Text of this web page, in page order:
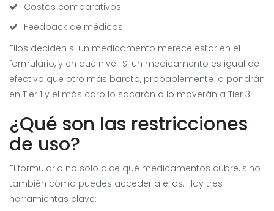
Costos comparativos
Feedback de médicos
Ellos deciden si un medicamento merece estar en el
formulario, y en qué nivel. Si un medicamento es igual de
efectivo que otro más barato, probablemente lo pondrán
en Tier 1 y el más caro lo sacarán o lo moverán a Tier 3.
¿Qué son las restricciones
de uso?
El formulario no solo dice qué medicamentos cubre, sino
también cómo puedes acceder a ellos. Hay tres
herramientas clave: